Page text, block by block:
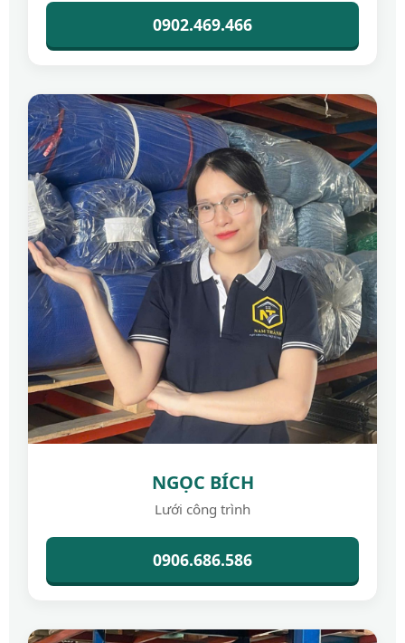
0902.469.466
NGỌC BÍCH
Lưới công trình
0906.686.586